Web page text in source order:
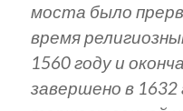
моста было
время
1560 году и
завершено в 1632